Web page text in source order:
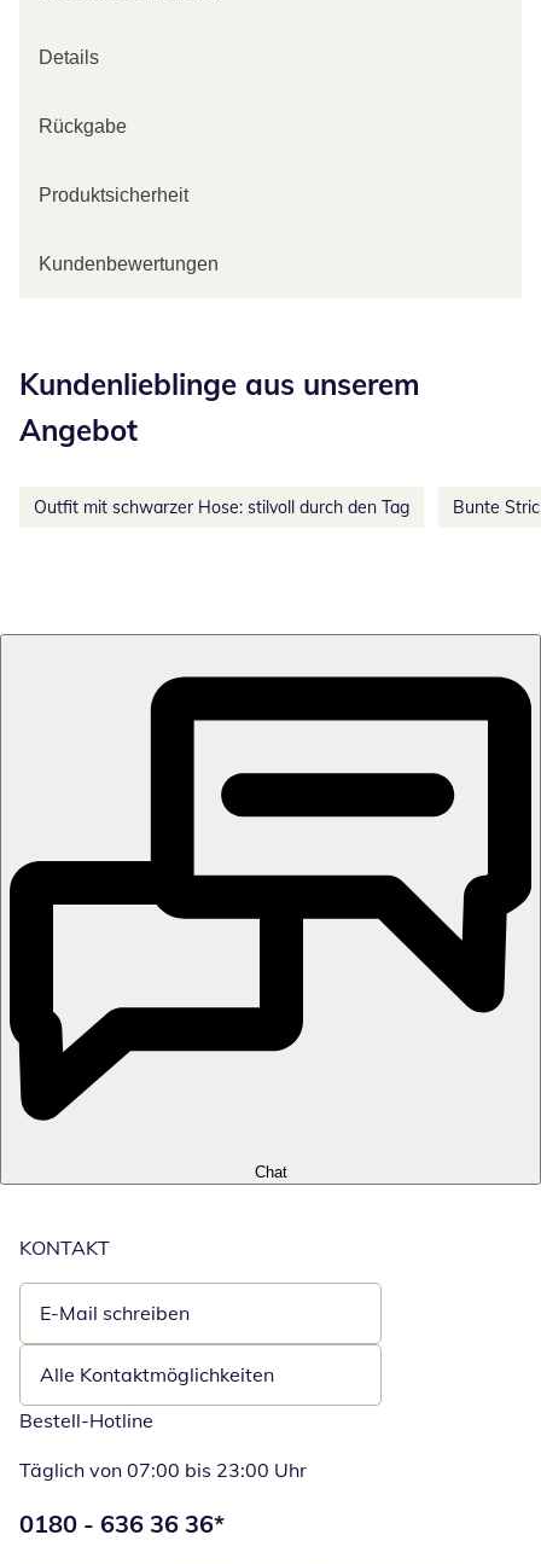
Details
Rückgabe
Produktsicherheit
Kundenbewertungen
Kundenlieblinge aus unserem
Angebot
Outfit mit schwarzer Hose: stilvoll durch den Tag Bunte
Chat
KONTAKT
E-Mail schreiben
Öffnet E-Mail-Client
Alle Kontaktmöglichkeiten
Bestell-Hotline
Täglich von 07:00 bis 23:00 Uhr
Telefonnummer:
0180 - 636 36 36*